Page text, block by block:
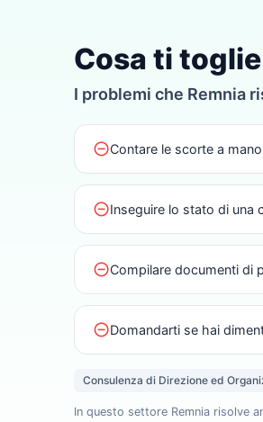
Cosa ti
I problemi che Remnia
do_not_disturb_onContare le scorte a mano
do_not_disturb_onInseguire lo stato di una
do_not_disturb_onCompilare documenti di
do_not_disturb_onDomandarti se hai
Consulenza di Direzione ed
In questo settore Remnia risolve